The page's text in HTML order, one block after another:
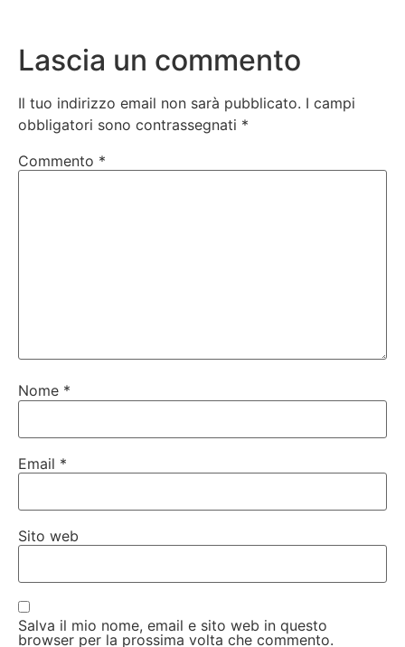
Lascia un commento
Il tuo indirizzo email non sarà pubblicato. I campi
obbligatori sono contrassegnati *
Commento *
Nome *
Email *
Sito web
Salva il mio nome, email e sito web in questo
browser per la prossima volta che commento.